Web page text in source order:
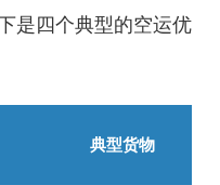
是四个典型的空运优
典型货物